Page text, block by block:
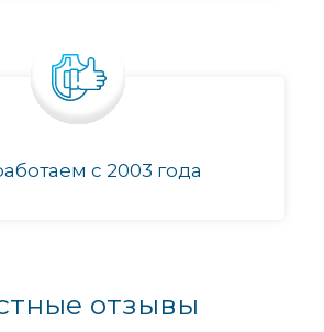
с 2003 года
отзывы